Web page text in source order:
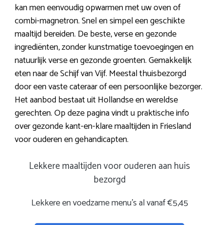
kan men eenvoudig opwarmen met uw oven of
combi-magnetron. Snel en simpel een geschikte
maaltijd bereiden. De beste, verse en gezonde
ingrediënten, zonder kunstmatige toevoegingen en
natuurlijk verse en gezonde groenten. Gemakkelijk
eten naar de Schijf van Vijf. Meestal thuisbezorgd
door een vaste cateraar of een persoonlijke bezorger.
Het aanbod bestaat uit Hollandse en wereldse
gerechten. Op deze pagina vindt u praktische info
over gezonde kant-en-klare maaltijden in Friesland
voor ouderen en gehandicapten.
Lekkere maaltijden voor ouderen aan huis
bezorgd
Lekkere en voedzame menu’s al vanaf €5,45